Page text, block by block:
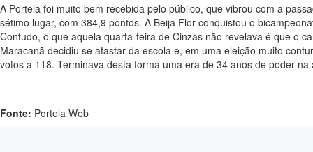
A Portela foi muito bem recebida pelo público, que vibrou com a
sétimo lugar, com 384,9 pontos. A Beija Flor conquistou o
Contudo, o que aquela quarta-feira de Cinzas não revelava é que o
Maracanã decidiu se afastar da escola e, em uma eleição muito
votos a 118. Terminava desta forma uma era de 34 anos de poder na
Fonte: Portela Web